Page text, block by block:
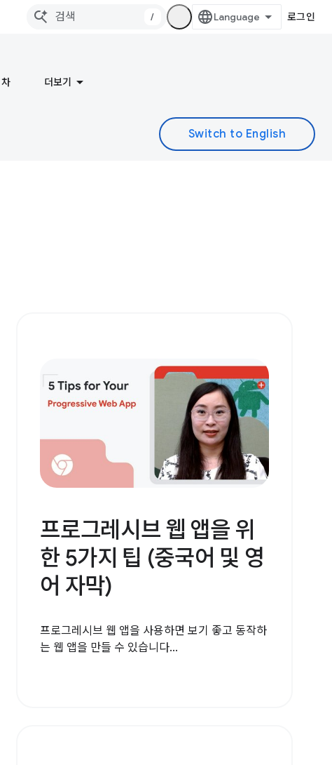
/ 로그인
더보기
프로그레시브 웹 앱을 위
한 5가지 팁 (중국어 및 영
어 자막)
프로그레시브 웹 앱을 사용하면 보기 좋고 동작하
는 웹 앱을 만들 수 있습니다...